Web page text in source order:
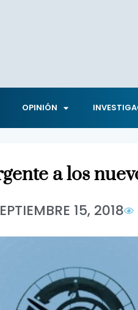
OPINIÓN
a los
15, 2018